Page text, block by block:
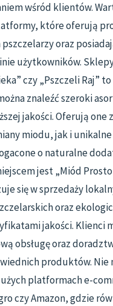
wśród klientów.
które oferują
oraz
użytkowników.
czy „Pszczeli Raj”
znaleźć szeroki
jakości. Oferują one
miodu, jak i
o naturalne
jest „Miód Prosto
się w sprzedaży
oraz
jakości. Klienci
obsługę oraz
produktów. Nie
platformach e-
czy Amazon, gdzie